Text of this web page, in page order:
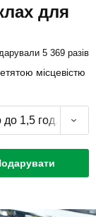
для
5 369 разів
місцевістю
1,5 год.)